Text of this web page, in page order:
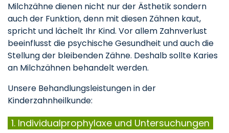
Milchzähne dienen nicht nur der Ästhetik sondern
auch der Funktion, denn mit diesen Zähnen kaut,
spricht und lächelt Ihr Kind. Vor allem Zahnverlust
beeinflusst die psychische Gesundheit und auch die
Stellung der bleibenden Zähne. Deshalb sollte Karies
an Milchzähnen behandelt werden.
Unsere Behandlungsleistungen in der
Kinderzahnheilkunde:
1. Individualprophylaxe und Untersuchungen